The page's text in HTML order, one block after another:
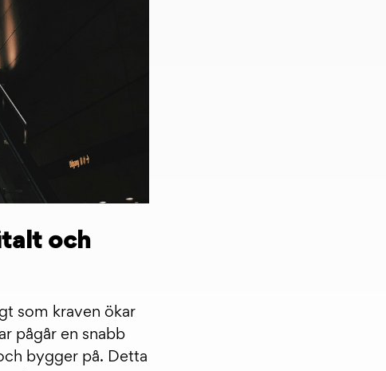
och
som kraven ökar
pågår en snabb
bygger på. Detta